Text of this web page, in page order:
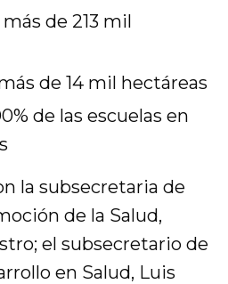
de 213 mil
de 14 mil hectáreas
de las escuelas en
la subsecretaria de
de la Salud,
el subsecretario de
en Salud, Luis